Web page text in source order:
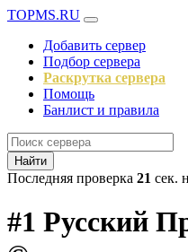
TOPMS.RU
Добавить сервер
Подбор сервера
Раскрутка сервера
Помощь
Банлист и правила
Найти
Последняя проверка 21 сек.
#1 Русский